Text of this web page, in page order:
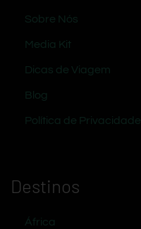
Sobre Nós
Media Kit
Dicas de Viagem
Blog
Política de Privacidade
Destinos
África